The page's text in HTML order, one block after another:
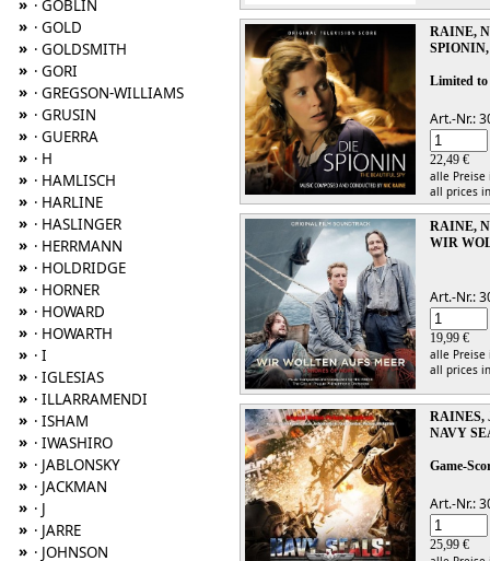
» · GOBLIN
» · GOLD
» · GOLDSMITH
» · GORI
» · GREGSON-WILLIAMS
» · GRUSIN
» · GUERRA
» · H
» · HAMLISCH
» · HARLINE
» · HASLINGER
» · HERRMANN
» · HOLDRIDGE
» · HORNER
» · HOWARD
» · HOWARTH
» · I
» · IGLESIAS
» · ILLARRAMENDI
» · ISHAM
» · IWASHIRO
» · JABLONSKY
» · JACKMAN
» · J
» · JARRE
» · JOHNSON
RAINE,
Limited to
Art.-Nr.:
22,49 €
alle
all prices
RAINE,
WIR
Art.-Nr.:
19,99 €
alle
all prices
RAINES,
NAVY
Game-
Art.-Nr.:
25,99 €